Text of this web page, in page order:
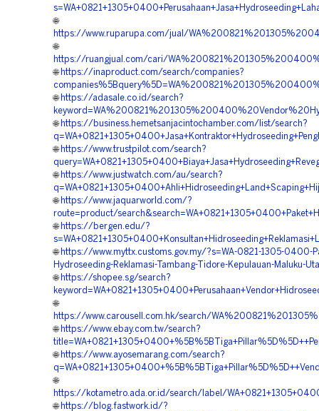
🌐
https://www.ruparupa.com/jual/
🌐
https://ruangjual.com/cari/
🌐 https://inaproduct.com/search/companies?
🌐 https://adasale.co.id/search?
🌐 https://business.hemetsanjacintochamber.com/list/search?
🌐 https://www.trustpilot.com/search?
🌐 https://www.justwatch.com/au/search?
🌐 https://www.jaquarworld.com/?
route=product/
🌐 https://bergen.edu/?
🌐 https://www.myttx.customs.gov.my/?s=WA-0821-1305-0400-
Hydroseeding-Reklamasi-Tambang-Tidore-Kepulauan-Maluku-
🌐 https://shopee.sg/search?
🌐
https://www.carousell.com.hk/search/
🌐 https://www.ebay.com.tw/search?
🌐 https://www.ayosemarang.com/search?
🌐
https://kotametro.ada.or.id/search/label/
🌐 https://blog.fastwork.id/?